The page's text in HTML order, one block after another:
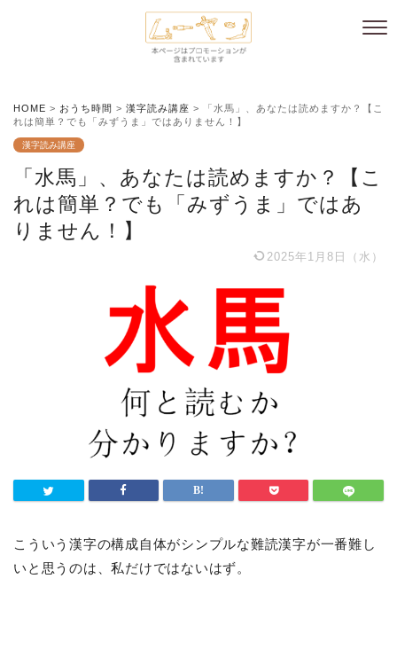
HOME > おうち時間 > 漢字読み講座 >
「水馬」、あなたは読めますか？【こ
れは簡単？でも「みずうま」ではありません！】
漢字読み講座
「水馬」、あなたは読めますか？【こ
れは簡単？でも「みずうま」ではあ
りません！】
2025年1月8日（水）
こういう漢字の構成自体がシンプルな難読漢字が一番難し
いと思うのは、私だけではないはず。